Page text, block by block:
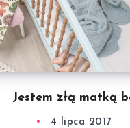
Jestem złą matką
4 lipca 2017